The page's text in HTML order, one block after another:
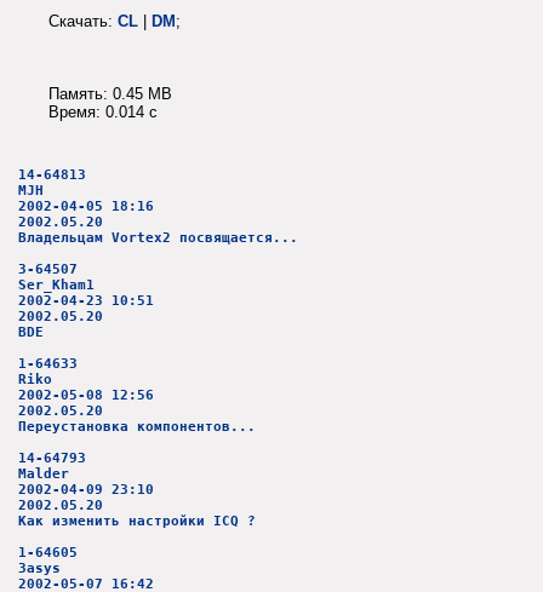
Скачать: CL | DM;
Память: 0.45 MB
Время: 0.014 c
14-64813
MJH
2002-04-05 18:16
2002.05.20
Владельцам Vortex2 посвящается...
3-64507
Ser_Kham1
2002-04-23 10:51
2002.05.20
BDE
1-64633
Riko
2002-05-08 12:56
2002.05.20
Переустановка компонентов...
14-64793
Malder
2002-04-09 23:10
2002.05.20
Как изменить настройки ICQ ?
1-64605
3asys
2002-05-07 16:42